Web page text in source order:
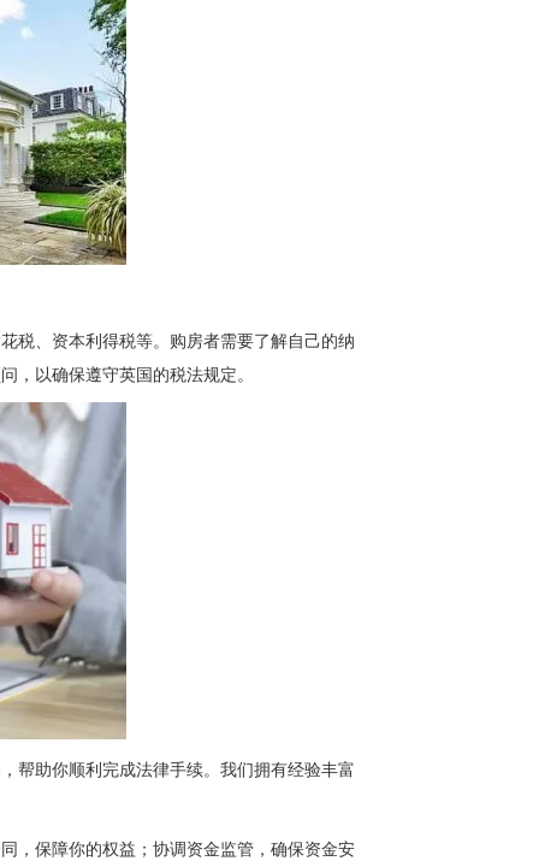
税、资本利得税等。购房者需要了解自己的纳
，以确保遵守英国的税法规定。
帮助你顺利完成法律手续。我们拥有经验丰富
，保障你的权益；协调资金监管，确保资金安